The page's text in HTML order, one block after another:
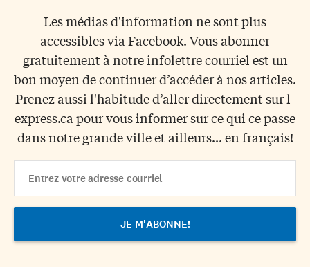
Les médias d'information ne sont plus
accessibles via Facebook. Vous abonner
gratuitement à notre infolettre courriel est un
bon moyen de continuer d’accéder à nos articles.
Prenez aussi l'habitude d’aller directement sur l-
express.ca pour vous informer sur ce qui ce passe
dans notre grande ville et ailleurs... en français!
Address